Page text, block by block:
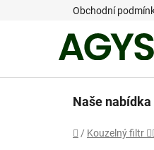
Obchodní
Naše nabídka
Domů
/ Kouzelný filtr